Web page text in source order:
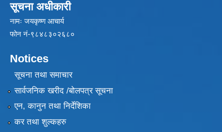
सूचना अधीकारी
नामः जयकृष्ण आचार्य
फोन नं-९८४८३०२६८०
Notices
सूचना तथा समाचार
सार्वजनिक खरीद /बोलपत्र सूचना
एन, कानुन तथा निर्देशिका
कर तथा शुल्कहरु